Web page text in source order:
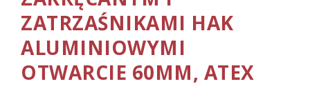
ZATRZAŚNIKAMI HAK
ALUMINIOWYMI
OTWARCIE 60MM, ATEX